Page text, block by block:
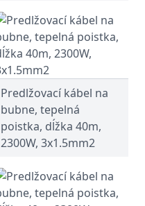
Predlžovací kábel na
bubne, tepelná
poistka, dĺžka 40m,
2300W, 3x1.5mm2